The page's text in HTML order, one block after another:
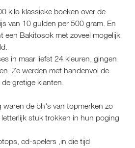
kilo klassieke boeken over de
van 10 gulden per 500 gram. En
een Bakitosok met zoveel mogelijk
in maar liefst 24 kleuren, gingen
Ze werden met handenvol de
gretige klanten.
waren de bh's van topmerken zo
stuk trokken in hun poging
cd-spelers ,in die tijd